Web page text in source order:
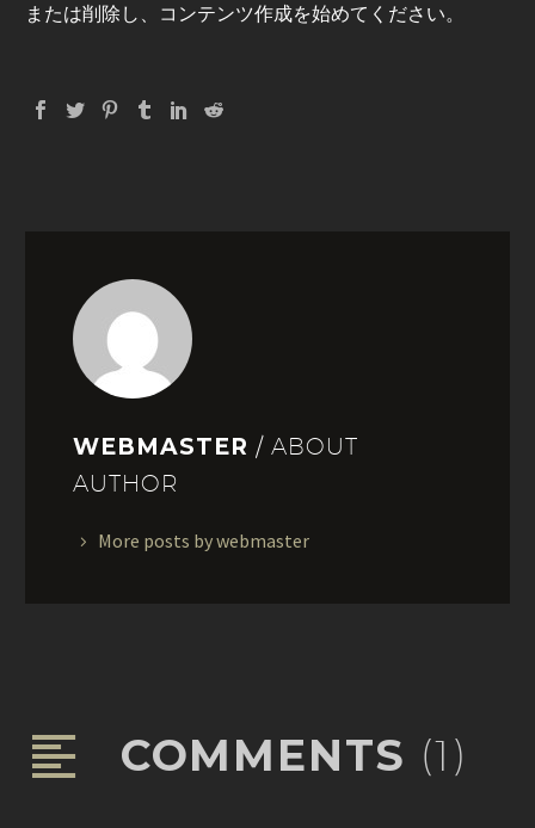
または削除し、コンテンツ作成を始めてください。
WEBMASTER / ABOUT
AUTHOR
More posts by webmaster
COMMENTS (1)